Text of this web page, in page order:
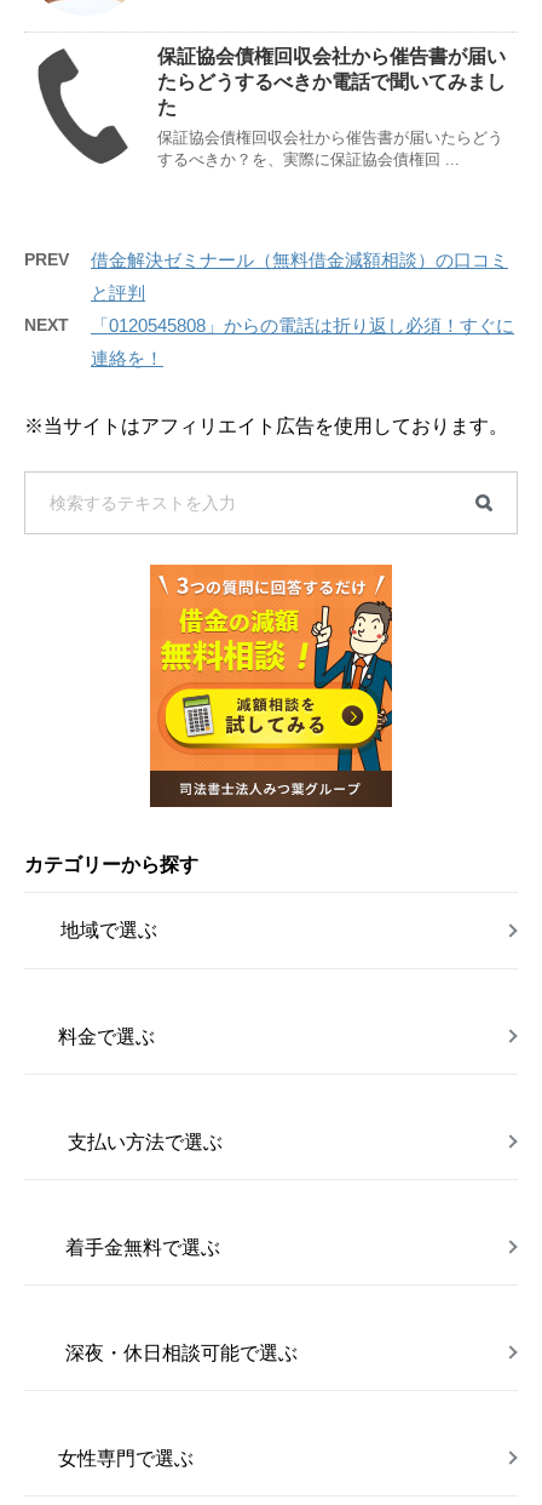
保証協会債権回収会社から催告書が届い
たらどうするべきか電話で聞いてみまし
た
保証協会債権回収会社から催告書が届いたらどう
するべきか？を、実際に保証協会債権回 ...
PREV
借金解決ゼミナール（無料借金減額相談）の口コミ
と評判
NEXT
「0120545808」からの電話は折り返し必須！すぐに
連絡を！
※当サイトはアフィリエイト広告を使用しております。
カテゴリーから探す
地域で選ぶ
料金で選ぶ
支払い方法で選ぶ
着手金無料で選ぶ
深夜・休日相談可能で選ぶ
女性専門で選ぶ